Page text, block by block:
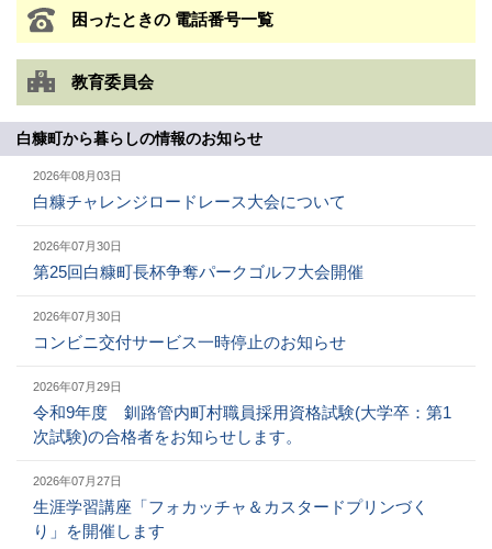
ビ
困ったときの 電話番号一覧
教育委員会
白糠町から暮らしの情報のお知らせ
2026年08月03日
白糠チャレンジロードレース大会について
2026年07月30日
第25回白糠町長杯争奪パークゴルフ大会開催
2026年07月30日
コンビニ交付サービス一時停止のお知らせ
2026年07月29日
令和9年度 釧路管内町村職員採用資格試験(大学卒：第1
次試験)の合格者をお知らせします。
2026年07月27日
生涯学習講座「フォカッチャ＆カスタードプリンづく
り」を開催します